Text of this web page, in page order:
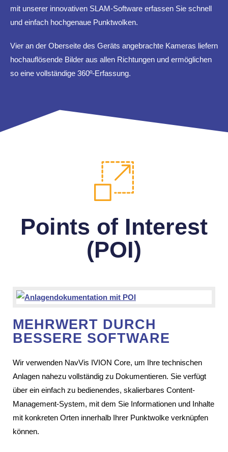
mit unserer inno­va­tiven SLAM-Soft­ware erfassen Sie schnell
und einfach hoch­ge­naue Punkt­wolken.
Vier an der Ober­seite des Geräts ange­brachte Kameras liefern
hoch­auf­lö­sende Bilder aus allen Rich­tungen und ermög­li­chen
so eine voll­stän­dige 360º-Erfas­sung.
Points of Inte­rest
(POI)
MEHR­WERT DURCH
BESSERE SOFT­WARE
Wir verwenden NavVis IVION Core, um Ihre tech­ni­schen
Anlagen nahezu voll­ständig zu Doku­men­tieren. Sie verfügt
über ein einfach zu bedie­nendes, skalier­bares Content-
Manage­ment-System, mit dem Sie Infor­ma­tionen und Inhalte
mit konkreten Orten inner­halb Ihrer Punkt­wolke verknüpfen
können.